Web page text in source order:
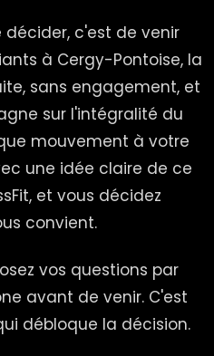
c'est de venir
à Cergy-Pontoise, la
sans engagement, et
sur l'intégralité du
mouvement à votre
une idée claire de ce
et vous décidez
convient.
vos questions par
avant de venir. C'est
débloque la décision.